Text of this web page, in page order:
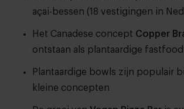
açai-bessen (18 vestigingen in
Het Canadese concept Copper
ontstaan als plantaardige
Plantaardige bowls zijn populair
kleine concepten